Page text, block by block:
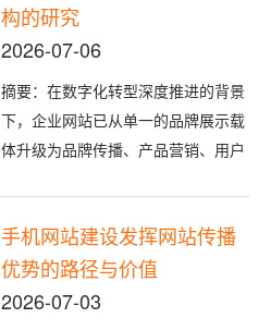
值赋能的深度蜕变。在流量碎片化、
营销精细化、运营数字化的行业趋势
产...
构的研究
2026-07-06
摘要：在数字化转型深度推进的背景
下，企业网站已从单一的品牌展示载
体升级为品牌传播、产品营销、用户
效率、用户体验质量与搜索引擎优化
效果的核心架构。本文系统界定企业
网站内嵌层次结构的核心内涵与构成
手机网站建设发挥网站传播
优势的路径与价值
2026-07-03